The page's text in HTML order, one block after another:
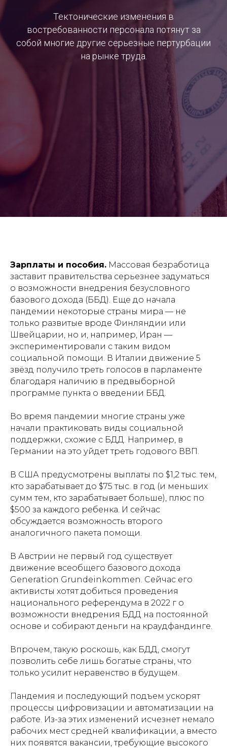
Тектонические изменения в
востребованности персонала потянут за
собой многие другие серьезные пертурбации
на рынке труда.
Зарплаты и пособия. Массовая безработица
заставит правительства серьезнее задуматься
о возможности внедрения безусловного
базового дохода (ББД). Еще до начала
пандемии некоторые страны мира — не
только развитые вроде Финляндии или
Швейцарии, но и, например, Иран —
экспериментировали с таким видом
социальной помощи. В Италии движение 5
звёзд получило треть голосов в парламенте
благодаря наличию в предвыборной
программе пункта о введении ББД.
Во время пандемии многие страны уже
начали практиковать виды социальной
поддержки, схожие с БДД. Например, в
Германии на это уйдет треть годового ВВП.
В США предусмотрены выплаты по $1,2 тыс. тем,
кто зарабатывает до $75 тыс. в год (и меньших
сумм тем, кто зарабатывает больше), плюс по
$500 за каждого ребенка. И сейчас
обсуждается возможность второго
аналогичного пакета помощи.
В Австрии не первый год существует
движение всеобщего базового дохода
Generation Grundeinkommen. Сейчас его
активисты хотят добиться проведения
национального референдума в 2022 г о
возможности внедрения БДД на постоянной
основе и собирают деньги на краудфандинге.
Впрочем, такую роскошь, как БДД, смогут
позволить себе лишь богатые страны, что
только усилит неравенство в будущем.
Пандемия и последующий подъем ускорят
процессы цифровизации и автоматизации на
работе. Из-за этих изменений исчезнет немало
рабочих мест средней квалификации, а вместо
них появятся вакансии, требующие высокого